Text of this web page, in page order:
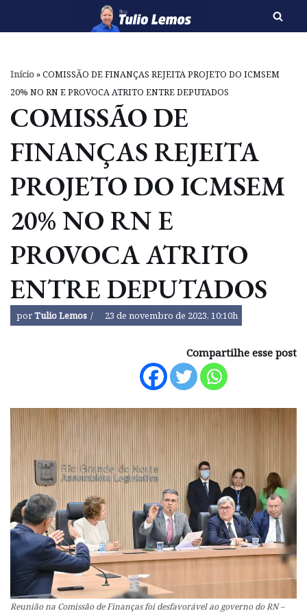
o
conteúdo
Início»COMISSÃO DE FINANÇAS REJEITA PROJETO DO ICMSEM
20% NO RN E PROVOCA ATRITO ENTRE DEPUTADOS
COMISSÃO DE
FINANÇAS REJEITA
PROJETO DO ICMSEM
20% NO RN E
PROVOCA ATRITO
ENTRE DEPUTADOS
porTulio Lemos 23 de novembro de 2023, 10:10h
Compartilhe esse post
Reunião na Comissão de Finanças foi desfavorável ao governo do RN –